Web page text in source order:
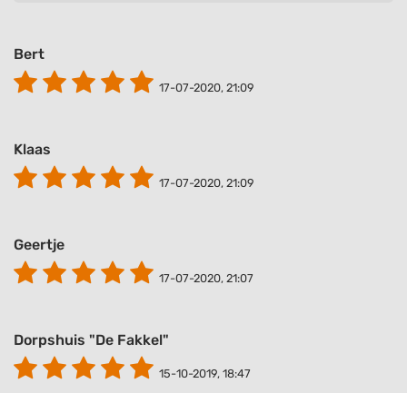
Bert
17-07-2020, 21:09
Klaas
17-07-2020, 21:09
Geertje
17-07-2020, 21:07
Dorpshuis "De Fakkel"
15-10-2019, 18:47